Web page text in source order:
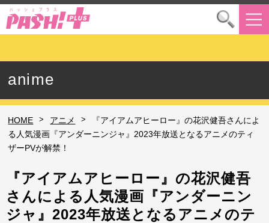
anime
HOME > アニメ >
『アイアムアヒーロー』の花沢健吾さんによ
る人気漫画『アンダーニンジャ』2023年放送となるアニメのティ
ザーPVが解禁！
『アイアムアヒーロー』の花沢健吾
さんによる人気漫画『アンダーニン
ジャ』2023年放送となるアニメのテ